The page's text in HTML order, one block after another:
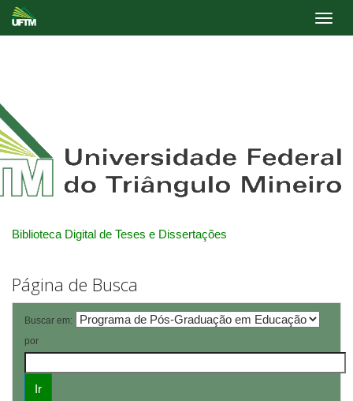
Biblioteca Digital de Teses e Dissertações
Página de Busca
Buscar em:
por